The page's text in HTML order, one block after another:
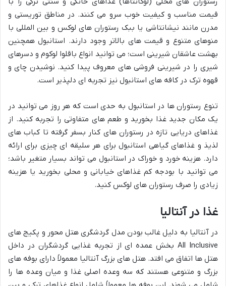
قیمت مناسب و کیفیت خوب سرو می کنند. در مناطق توریستی و
مدرن مانند نیشانتاشی یا ببک رستوران های لوکس و بین المللی با
منوهای متنوع و قیمت های بالاتر وجود دارند. استانبول همچنین
بهشت عاشقان شیرینی است؛ می توانید انواع باقلوا لوکوم و دسرهای
شیری را در شیرینی فروشی های معروف پیدا کنید. نوشیدن چای و
قهوه ترک در کافه های استانبول نیز تجربه ای دلپذیر است.
تنوع رستوران ها در استانبول به حدی است که هر روز می توانید در
یک مکان جدید غذا بخورید و طعم های متفاوتی را تجربه کنید. از
غذاهای دریایی تازه در رستوران های کنار بسفر گرفته تا کباب های
لذیذ و غذاهای گیاهی استانبول برای هر سلیقه ای چیزی برای ارائه
دارد. هزینه خورد و خوراک در استانبول می تواند بسیار متغیر باشد؛
می توانید با بودجه کم غذاهای خیابانی و محلی بخورید یا هزینه
زیادی را صرف رستوران های لوکس کنید.
غذا در آنتالیا
در آنتالیا به دلیل غالب بودن مدل گردشگری هتل محور و پکیج های
All Inclusive بخش عمده ای از تجربه غذایی گردشگران در داخل
هتل ها اتفاق می افتد. هتل های بزرگ آنتالیا معمولاً دارای بوفه های
بزرگ و متنوعی هستند که سه وعده اصلی غذا و میان وعده ها را